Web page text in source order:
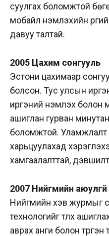
суулгах боломжтой
мобайл үнэмлэхийн
давуу талтай.
2005 Цахим сонгууль
Эстони цахимаар
болсон. Тус улсын
иргэний үнэмлэх болон
ашиглан гурван
боломжтой. Уламжлалт
харьцуулахад
хамгаалалттай,
2007 Нийгмийн
Нийгмийн хэв журмыг
технологийг түлхүү
аврах анги болон